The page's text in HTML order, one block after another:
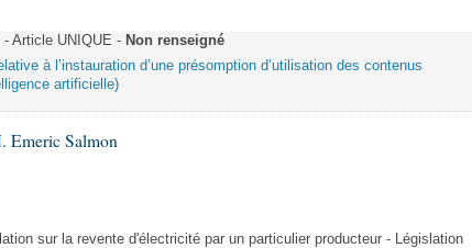
Article UNIQUE - Non renseigné
à l’instauration d’une présomption d’utilisation des contenus
artificielle)
Emeric Salmon
sur la revente d'électricité par un particulier producteur - Législation